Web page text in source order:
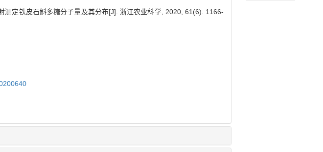
定铁皮石斛多糖分子量及其分布[J]. 浙江农业科学, 2020, 61(6): 1166-